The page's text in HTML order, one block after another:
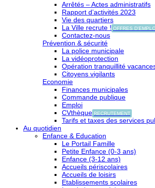
Arrêtés – Actes administratifs
Rapport d’activités 2023
Vie des quartiers
La Ville recrute ! OFFRES
Contactez-nous
Prévention & sécurité
La police municipale
La vidéoprotection
Opération tranquillité
Citoyens vigilants
Economie
Finances municipales
Commande publique
Emploi
CVthèque RECRUTEMENT
Tarifs et taxes des services
Au quotidien
Enfance & Education
Le Portail Famille
Petite Enfance (0-3 ans)
Enfance (3-12 ans)
Accueils périscolaires
Accueils de loisirs
Etablissements scolaires